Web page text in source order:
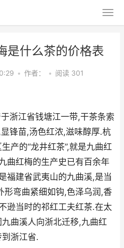
是什么茶的价格表
• 作者： • 阅读 301
浙江省钱塘江一带,干茶条索
锋苗,汤色红浓,滋味醇厚.杭
产的“龙井红茶”,就是九曲红
曲红梅的生产史已有百余年
福建省武夷山的九曲溪,是当
形弯曲紧细如钩,色泽乌润,香
逊当时的祁红工夫红茶.在太
曲溪人向浙北迁移,九曲红
浙江省.